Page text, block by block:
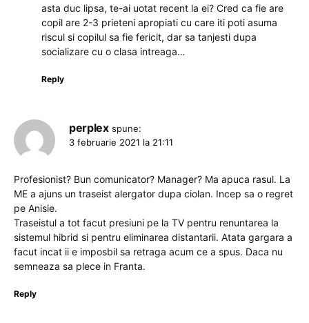
asta duc lipsa, te-ai uotat recent la ei? Cred ca fie are
copil are 2-3 prieteni apropiati cu care iti poti asuma
riscul si copilul sa fie fericit, dar sa tanjesti dupa
socializare cu o clasa intreaga…
Reply
perplex spune:
3 februarie 2021 la 21:11
Profesionist? Bun comunicator? Manager? Ma apuca rasul. La
ME a ajuns un traseist alergator dupa ciolan. Incep sa o regret
pe Anisie.
Traseistul a tot facut presiuni pe la TV pentru renuntarea la
sistemul hibrid si pentru eliminarea distantarii. Atata gargara a
facut incat ii e imposbil sa retraga acum ce a spus. Daca nu
semneaza sa plece in Franta.
Reply